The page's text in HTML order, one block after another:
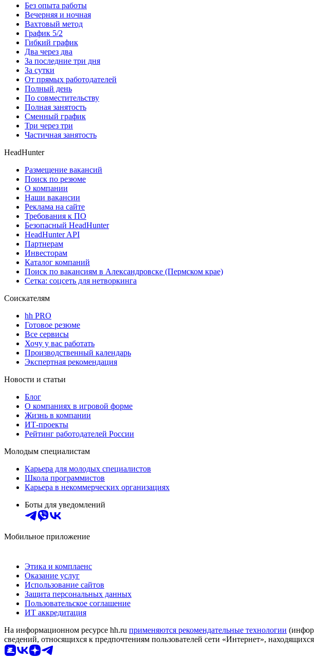
Без опыта работы
Вечерняя и ночная
Вахтовый метод
График 5/2
Гибкий график
Два через два
За последние три дня
За сутки
От прямых работодателей
Полный день
По совместительству
Полная занятость
Сменный график
Три через три
Частичная занятость
HeadHunter
Размещение вакансий
Поиск по резюме
О компании
Наши вакансии
Реклама на сайте
Требования к ПО
Безопасный HeadHunter
HeadHunter API
Партнерам
Инвесторам
Каталог компаний
Поиск по вакансиям в Александровске (Пермском крае)
Сетка: соцсеть для нетворкинга
Соискателям
hh PRO
Готовое резюме
Все сервисы
Хочу у вас работать
Производственный календарь
Экспертная рекомендация
Новости и статьи
Блог
О компаниях в игровой форме
Жизнь в компании
ИТ-проекты
Рейтинг работодателей России
Молодым специалистам
Карьера для молодых специалистов
Школа программистов
Карьера в некоммерческих организациях
Боты для уведомлений
Мобильное приложение
Этика и комплаенс
Оказание услуг
Использование сайтов
Защита персональных данных
Пользовательское соглашение
ИТ аккредитация
На информационном ресурсе hh.ru применяются рекомендательные технологии
сведений, относящихся к предпочтениям пользователей сети «Интернет»,